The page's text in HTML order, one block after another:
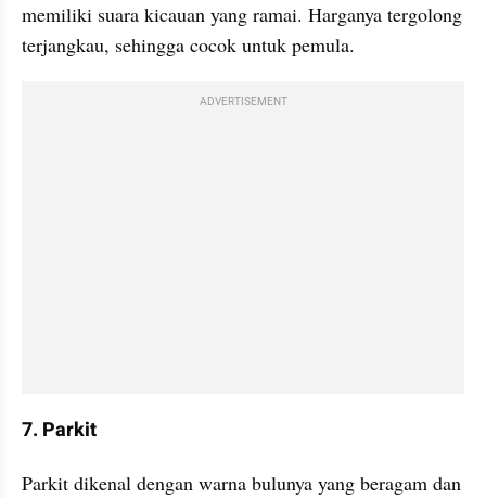
memiliki suara kicauan yang ramai. Harganya tergolong
terjangkau, sehingga cocok untuk pemula.
ADVERTISEMENT
7. Parkit
Parkit dikenal dengan warna bulunya yang beragam dan